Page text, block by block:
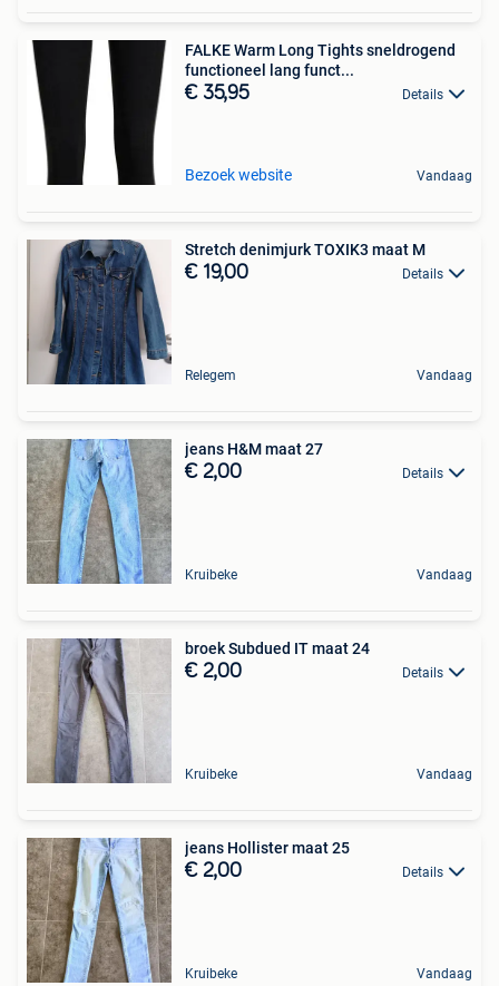
FALKE Warm Long Tights sneldrogend
functioneel lang funct...
€ 35,95 Details
Bezoek website Vandaag
Stretch denimjurk TOXIK3 maat M
€ 19,00 Details
Relegem Vandaag
jeans H&M maat 27
€ 2,00 Details
Kruibeke Vandaag
broek Subdued IT maat 24
€ 2,00 Details
Kruibeke Vandaag
jeans Hollister maat 25
€ 2,00 Details
Kruibeke Vandaag